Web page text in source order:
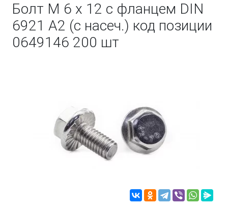
Болт М 6 х 12 с фланцем DIN
6921 A2 (с насеч.) код позиции
0649146 200 шт